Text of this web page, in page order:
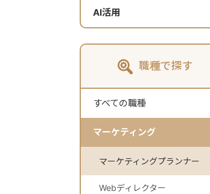
AI活用
職種で探す
すべての職種
マーケティング
マーケティングプランナー
Webディレクター